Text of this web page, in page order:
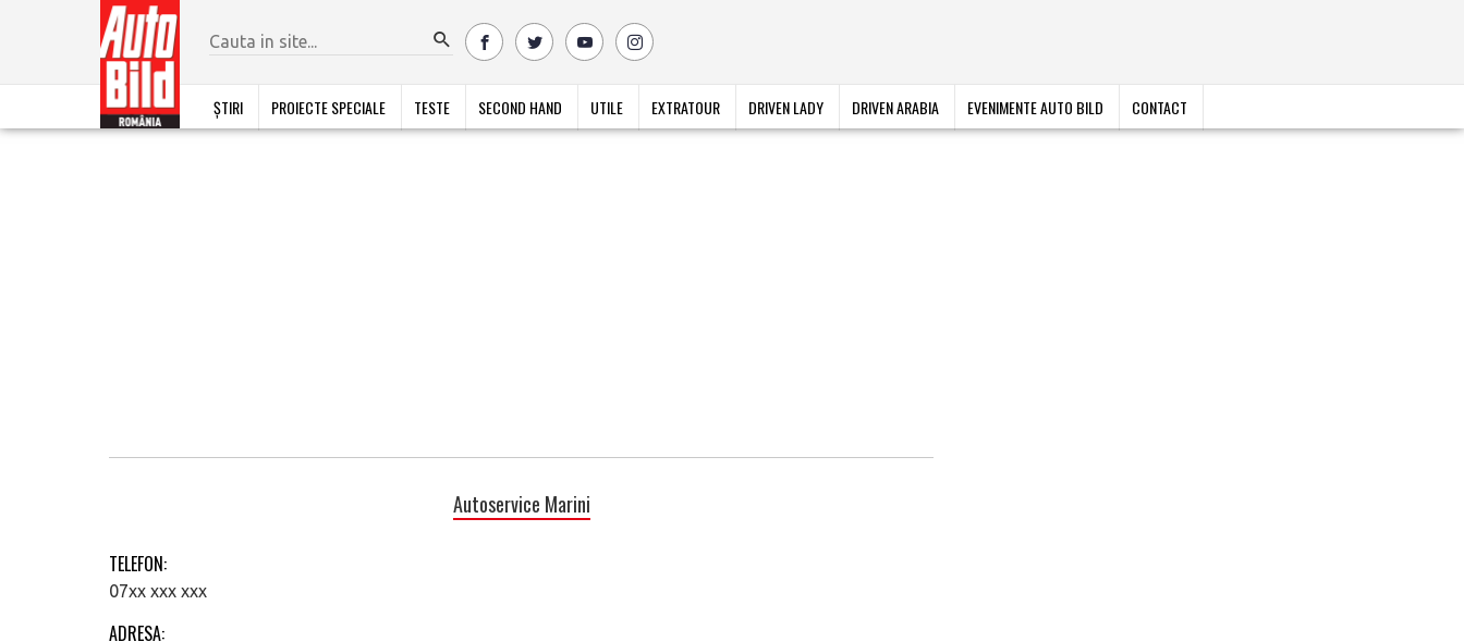
ȘTIRI PROIECTE SPECIALE TESTE SECOND HAND UTILE EXTRATOUR DRIVEN LADY DRIVEN ARABIA EVENIMENTE AUTO BILD CONTACT
Autoservice Marini
TELEFON:
07xx xxx xxx
ADRESA: